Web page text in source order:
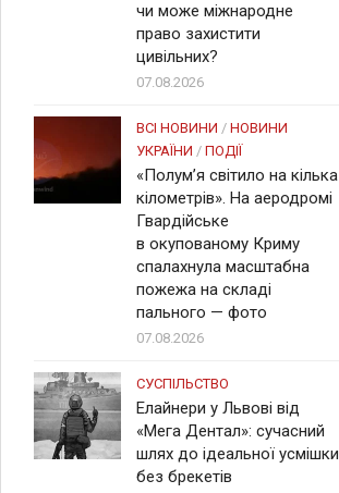
чи може міжнародне
право захистити
цивільних?
07.08.2026
ВСІ НОВИНИ / НОВИНИ
УКРАЇНИ / ПОДІЇ
«Полум’я світило на кілька
кілометрів». На аеродромі
Гвардійське
в окупованому Криму
спалахнула масштабна
пожежа на складі
пального — фото
07.08.2026
СУСПІЛЬСТВО
Елайнери у Львові від
«Мега Дентал»: сучасний
шлях до ідеальної усмішки
без брекетів